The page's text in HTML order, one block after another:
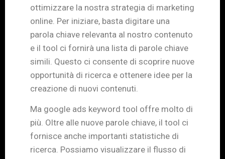
ottimizzare la nostra strategia di marketing
online. Per iniziare, basta digitare una
parola chiave relevanta al nostro contenuto
e il tool ci fornirà una lista di parole chiave
simili. Questo ci consente di scoprire nuove
opportunità di ricerca e ottenere idee per la
creazione di nuovi contenuti.
Ma google ads keyword tool offre molto di
più. Oltre alle nuove parole chiave, il tool ci
fornisce anche importanti statistiche di
ricerca. Possiamo visualizzare il flusso di